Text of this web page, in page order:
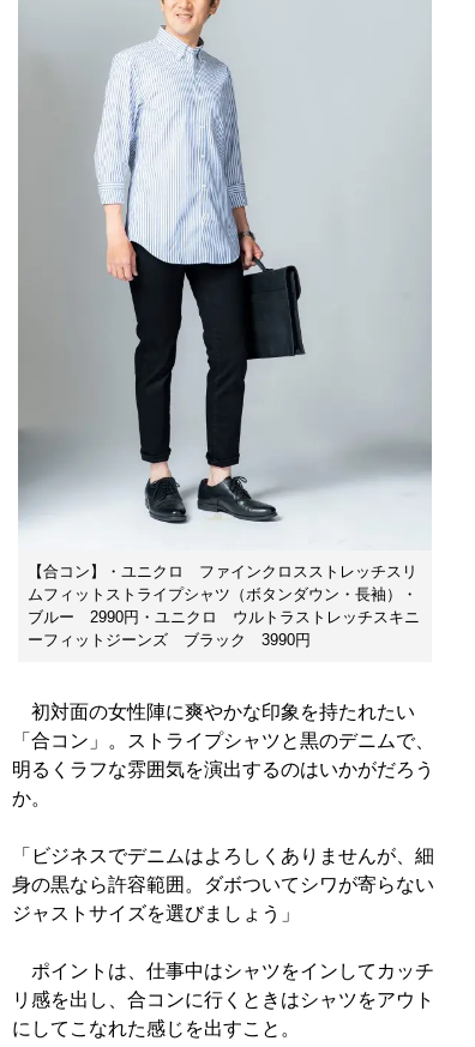
【合コン】・ユニクロ ファインクロスストレッチスリ
ムフィットストライプシャツ（ボタンダウン・長袖）・
ブルー 2990円・ユニクロ ウルトラストレッチスキニ
ーフィットジーンズ ブラック 3990円
初対面の女性陣に爽やかな印象を持たれたい
「合コン」。ストライプシャツと黒のデニムで、
明るくラフな雰囲気を演出するのはいかがだろう
か。
「ビジネスでデニムはよろしくありませんが、細
身の黒なら許容範囲。ダボついてシワが寄らない
ジャストサイズを選びましょう」
ポイントは、仕事中はシャツをインしてカッチ
リ感を出し、合コンに行くときはシャツをアウト
にしてこなれた感じを出すこと。